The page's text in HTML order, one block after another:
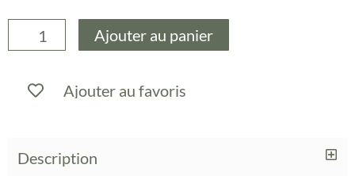
quantité
de
TABLE
Ajouter au panier
Ajouter au favoris
Description